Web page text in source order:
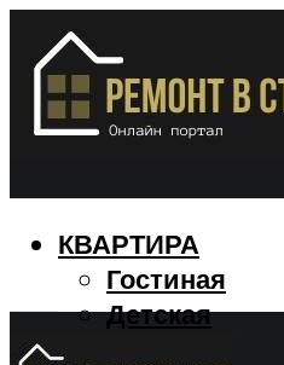
КВАРТИРА
Гостиная
Детская